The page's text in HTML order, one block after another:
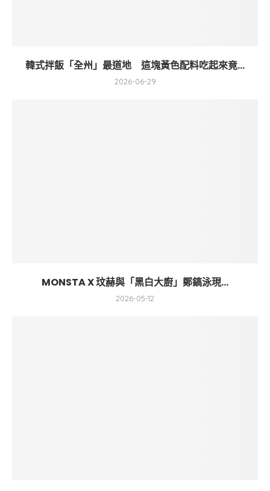
韓式拌飯「全州」最道地 這塊黃色配料吃起來竟...
2026-06-29
MONSTA X 玟赫與「黑白大廚」鄭鎬泳現...
2026-05-12